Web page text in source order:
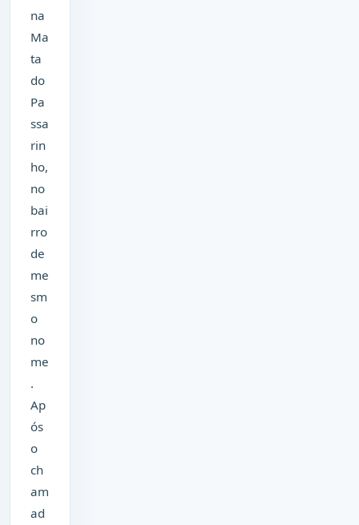
na
Ma
ta
do
Pa
ssa
rin
ho,
no
bai
rro
de
me
sm
o
no
me
.
Ap
ós
o
ch
am
ad